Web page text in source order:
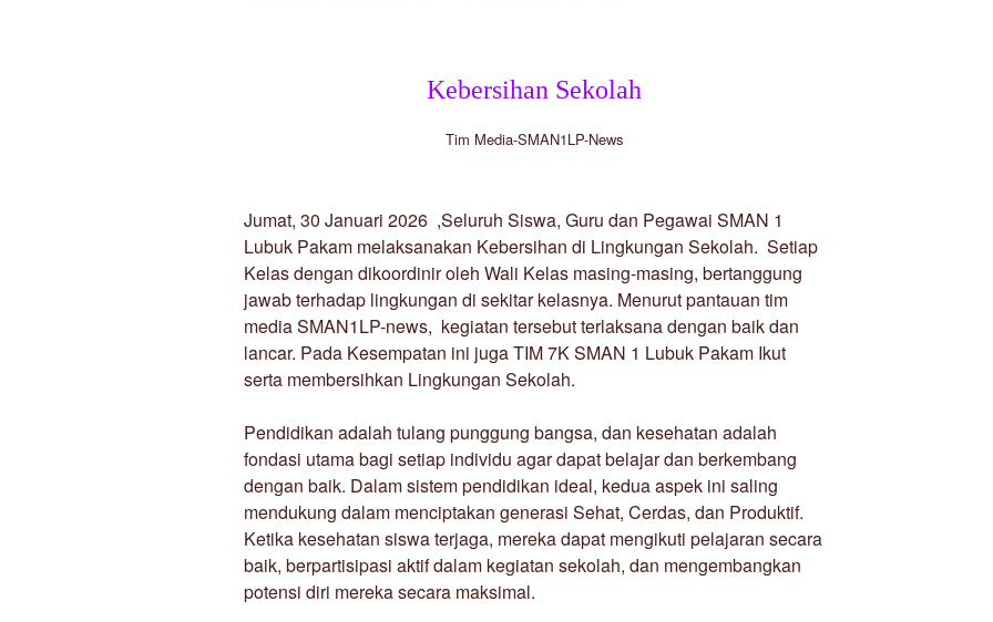
Kebersihan Sekolah
Tim Media-SMAN1LP-News
Jumat, 30 Januari 2026 ,Seluruh Siswa, Guru dan Pegawai SMAN 1
Lubuk Pakam melaksanakan Kebersihan di Lingkungan Sekolah. Setiap
Kelas dengan dikoordinir oleh Wali Kelas masing-masing, bertanggung
jawab terhadap lingkungan di sekitar kelasnya. Menurut pantauan tim
media SMAN1LP-news, kegiatan tersebut terlaksana dengan baik dan
lancar. Pada Kesempatan ini juga TIM 7K SMAN 1 Lubuk Pakam Ikut
serta membersihkan Lingkungan Sekolah.
Pendidikan adalah tulang punggung bangsa, dan kesehatan adalah
fondasi utama bagi setiap individu agar dapat belajar dan berkembang
dengan baik. Dalam sistem pendidikan ideal, kedua aspek ini saling
mendukung dalam menciptakan generasi Sehat, Cerdas, dan Produktif.
Ketika kesehatan siswa terjaga, mereka dapat mengikuti pelajaran secara
baik, berpartisipasi aktif dalam kegiatan sekolah, dan mengembangkan
potensi diri mereka secara maksimal.